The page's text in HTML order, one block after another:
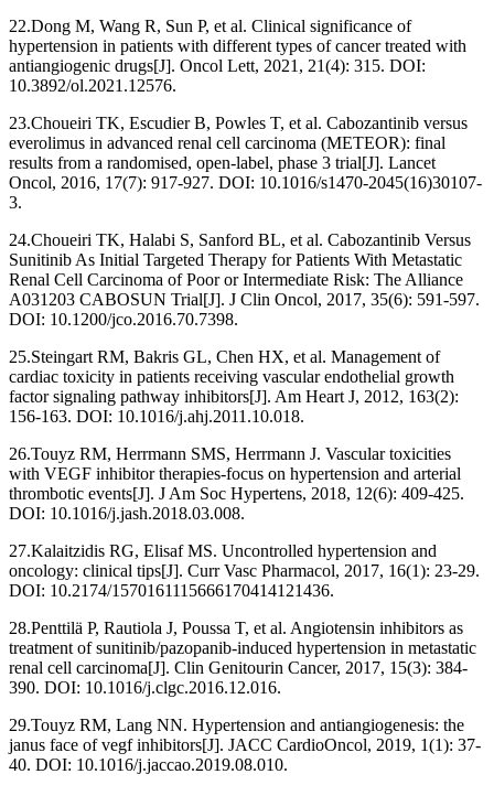
22.Dong M, Wang R, Sun P, et al. Clinical significance of
hypertension in patients with different types of cancer treated with
antiangiogenic drugs[J]. Oncol Lett, 2021, 21(4): 315. DOI:
10.3892/ol.2021.12576.
23.Choueiri TK, Escudier B, Powles T, et al. Cabozantinib versus
everolimus in advanced renal cell carcinoma (METEOR): final
results from a randomised, open-label, phase 3 trial[J]. Lancet
Oncol, 2016, 17(7): 917-927. DOI: 10.1016/s1470-2045(16)30107-
3.
24.Choueiri TK, Halabi S, Sanford BL, et al. Cabozantinib Versus
Sunitinib As Initial Targeted Therapy for Patients With Metastatic
Renal Cell Carcinoma of Poor or Intermediate Risk: The Alliance
A031203 CABOSUN Trial[J]. J Clin Oncol, 2017, 35(6): 591-597.
DOI: 10.1200/jco.2016.70.7398.
25.Steingart RM, Bakris GL, Chen HX, et al. Management of
cardiac toxicity in patients receiving vascular endothelial growth
factor signaling pathway inhibitors[J]. Am Heart J, 2012, 163(2):
156-163. DOI: 10.1016/j.ahj.2011.10.018.
26.Touyz RM, Herrmann SMS, Herrmann J. Vascular toxicities
with VEGF inhibitor therapies-focus on hypertension and arterial
thrombotic events[J]. J Am Soc Hypertens, 2018, 12(6): 409-425.
DOI: 10.1016/j.jash.2018.03.008.
27.Kalaitzidis RG, Elisaf MS. Uncontrolled hypertension and
oncology: clinical tips[J]. Curr Vasc Pharmacol, 2017, 16(1): 23-29.
DOI: 10.2174/1570161115666170414121436.
28.Penttilä P, Rautiola J, Poussa T, et al. Angiotensin inhibitors as
treatment of sunitinib/pazopanib-induced hypertension in metastatic
renal cell carcinoma[J]. Clin Genitourin Cancer, 2017, 15(3): 384-
390. DOI: 10.1016/j.clgc.2016.12.016.
29.Touyz RM, Lang NN. Hypertension and antiangiogenesis: the
janus face of vegf inhibitors[J]. JACC CardioOncol, 2019, 1(1): 37-
40. DOI: 10.1016/j.jaccao.2019.08.010.